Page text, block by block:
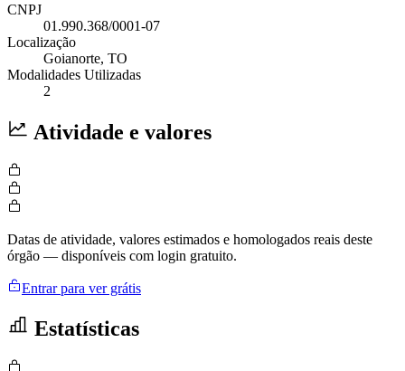
CNPJ
01.990.368/0001-07
Localização
Goianorte, TO
Modalidades Utilizadas
2
Atividade e valores
Datas de atividade, valores estimados e homologados reais deste
órgão — disponíveis com login gratuito.
Entrar para ver grátis
Estatísticas